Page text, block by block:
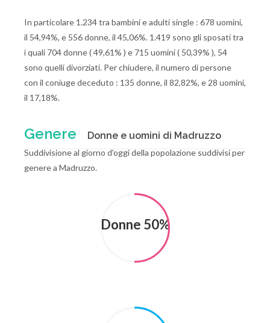
In particolare 1.234 tra bambini e adulti single : 678 uomini,
il 54,94%, e 556 donne, il 45,06%. 1.419 sono gli sposati tra
i quali 704 donne ( 49,61% ) e 715 uomini ( 50,39% ), 54
sono quelli divorziati. Per chiudere, il numero di persone
con il coniuge deceduto : 135 donne, il 82,82%, e 28 uomini,
il 17,18%.
Genere Donne e uomini di Madruzzo
Suddivisione al giorno d'oggi della popolazione suddivisi per
genere a Madruzzo.
Donne 50%